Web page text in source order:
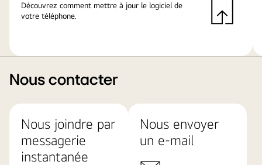
Découvrez comment mettre à jour le logiciel de
votre téléphone.
Nous contacter
Nous joindre par
messagerie
instantanée
Nous envoyer
un e-mail